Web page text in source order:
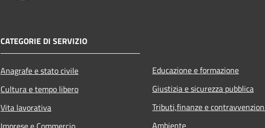
CATEGORIE DI SERVIZIO
Anagrafe e stato civile
Cultura e tempo libero
Vita lavorativa
Educazione e formazione
Giustizia e sicurezza pubblica
Tributi,finanze e
Ambiente